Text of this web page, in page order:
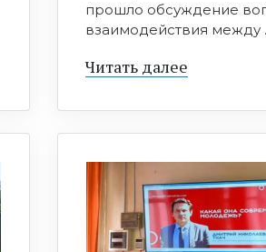
прошло обсуждение
взаимодействия между
Читать далее